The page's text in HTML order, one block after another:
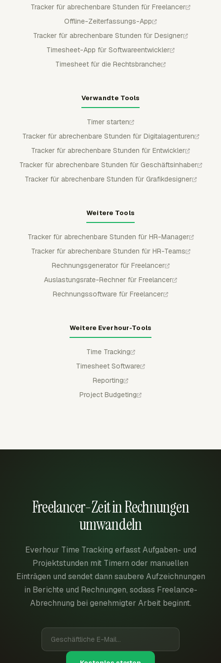
Tracker für abrechenbare Stunden für Freelancer
Offline-Zeiterfassungs-App
Tracker für abrechenbare Stunden für Designer
Timesheet-App für Softwareentwickler
Timesheet für die Rechtsbranche
Verwandte Tools
Timer starten
Tracker für abrechenbare Stunden für Digitalagenturen
Tracker für abrechenbare Stunden für Entwickler
Tracker für abrechenbare Stunden für Geschäftsinhaber
Tracker für abrechenbare Stunden für Grafikdesigner
Weitere Tools
Tracker für abrechenbare Stunden für HR-Manager
Tracker für abrechenbare Stunden für HR-Teams
Rechnungsgenerator für Freelancer
Auslastungsrate-Rechner für Freelancer
Rechnungssoftware für Freelancer
Weitere Everhour-Tools
Time Tracking
Timesheet Software
Reporting
Project Budgeting
Freelancer-Zeit in Rechnungen
umwandeln
Everhour Time Tracking erfasst Aufgaben- und
Projektstunden mit Timern oder manuellen
Einträgen und sendet dann saubere Aufzeichnungen
in Berichte und Rechnungen, sodass Freelance-
Abrechnung bei genehmigter Arbeit beginnt.